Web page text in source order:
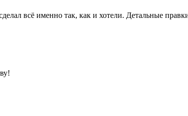
всё именно так, как и хотели. Детальные